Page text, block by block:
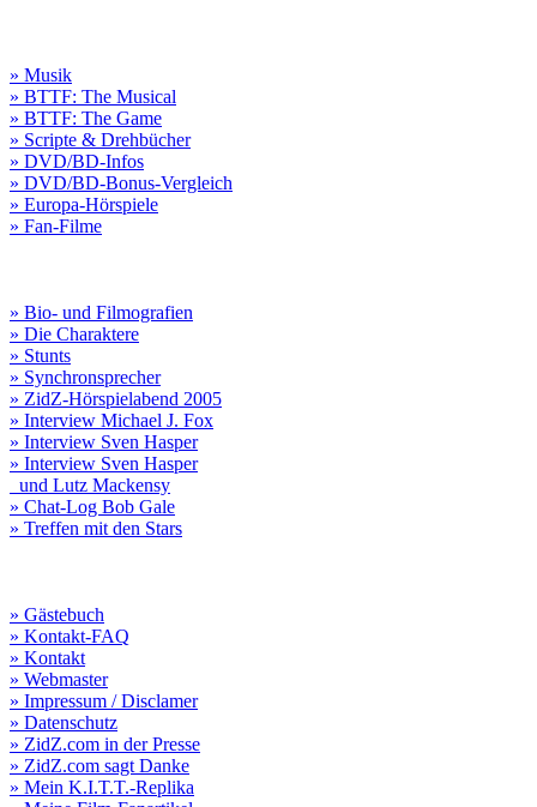
» Musik
» BTTF: The Musical
» BTTF: The Game
» Scripte & Drehbücher
» DVD/BD-Infos
» DVD/BD-Bonus-Vergleich
» Europa-Hörspiele
» Fan-Filme
» Bio- und Filmografien
» Die Charaktere
» Stunts
» Synchronsprecher
» ZidZ-Hörspielabend 2005
» Interview Michael J. Fox
» Interview Sven Hasper
» Interview Sven Hasper
und Lutz Mackensy
» Chat-Log Bob Gale
» Treffen mit den Stars
» Gästebuch
» Kontakt-FAQ
» Kontakt
» Webmaster
» Impressum / Disclamer
» Datenschutz
» ZidZ.com in der Presse
» ZidZ.com sagt Danke
» Mein K.I.T.T.-Replika